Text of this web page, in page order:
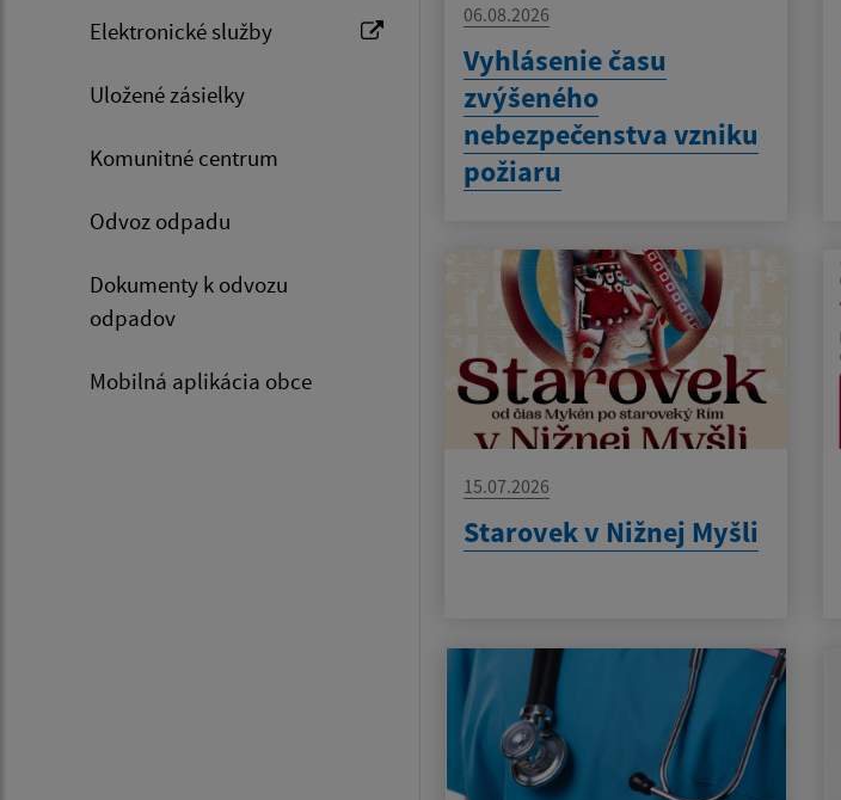
Elektronické služby
Uložené zásielky
Komunitné centrum
Odvoz odpadu
Dokumenty k odvozu
odpadov
Mobilná aplikácia obce
06.08.2026
Vyhlásenie času
zvýšeného
nebezpečenstva vzniku
požiaru
15.07.2026
Starovek v Nižnej Myšli